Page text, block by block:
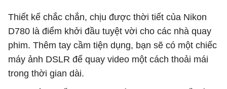
Thiết kế chắc chắn, chịu được thời tiết của Nikon
D780 là điểm khởi đầu tuyệt vời cho các nhà quay
phim. Thêm tay cầm tiện dụng, bạn sẽ có một chiếc
máy ảnh DSLR để quay video một cách thoải mái
trong thời gian dài.